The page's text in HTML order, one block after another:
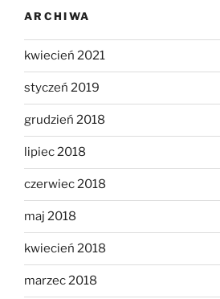
ARCHIWA
kwiecień 2021
styczeń 2019
grudzień 2018
lipiec 2018
czerwiec 2018
maj 2018
kwiecień 2018
marzec 2018